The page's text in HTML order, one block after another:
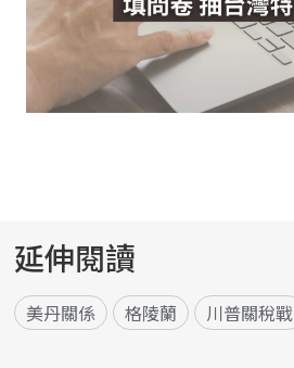
延伸閱讀
美丹關係 格陵蘭 川普關稅戰